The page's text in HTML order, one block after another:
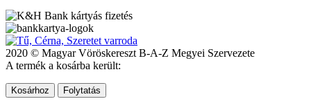
2020 © Magyar Vöröskereszt B-A-Z Megyei Szervezete
A termék a kosárba került:
Kosárhoz Folytatás